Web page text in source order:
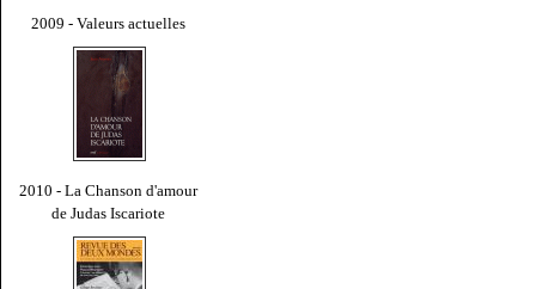
2009 - Valeurs actuelles
2010 - La Chanson d'amour
de Judas Iscariote